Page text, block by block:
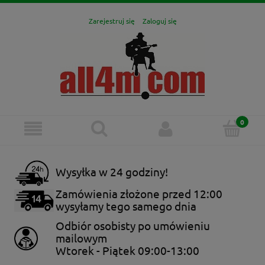
Zarejestruj się Zaloguj się
Wysyłka w 24 godziny!
Zamówienia złożone przed 12:00
wysyłamy tego samego dnia
Odbiór osobisty po umówieniu
mailowym
Wtorek - Piątek 09:00-13:00